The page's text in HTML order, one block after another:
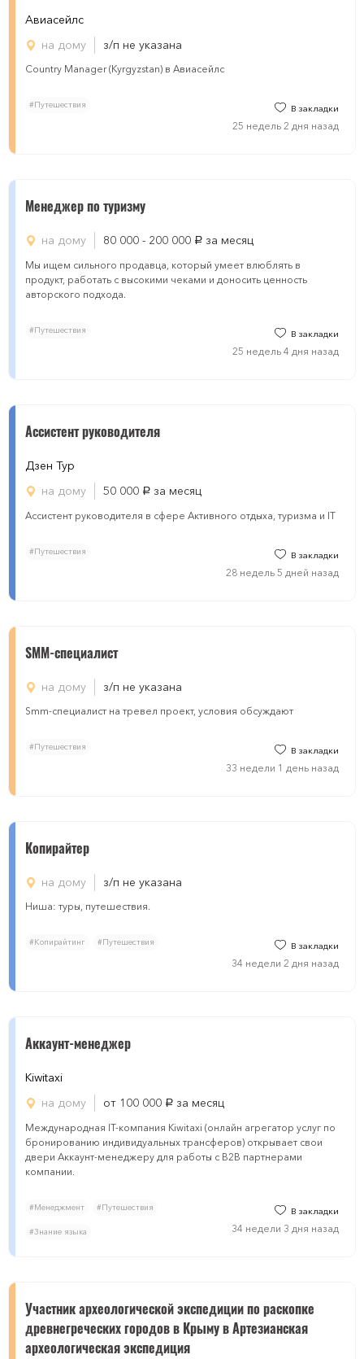
Авиасейлс
на дому
з/п не указана
Country Manager (Kyrgyzstan) в Авиасейлс
#Путешествия В закладки
25 недель 2 дня назад
Менеджер по туризму
на дому 80 000 - 200 000 руб. за месяц
Мы ищем сильного продавца, который умеет влюблять в
продукт, работать с высокими чеками и доносить ценность
авторского подхода.
#Путешествия В закладки
25 недель 4 дня назад
Ассистент руководителя
Дзен Тур
на дому
50 000 руб. за месяц
Ассистент руководителя в сфере Активного отдыха, туризма и IT
#Путешествия В закладки
28 недель 5 дней назад
SMM-специалист
на дому з/п не указана
Smm-специалист на тревел проект, условия обсуждают
#Путешествия В закладки
33 недели 1 день назад
Копирайтер
на дому з/п не указана
Ниша: туры, путешествия.
#Копирайтинг #Путешествия В закладки
34 недели 2 дня назад
Аккаунт-менеджер
Kiwitaxi
на дому
от 100 000 руб. за месяц
Международная IT-компания Kiwitaxi (онлайн агрегатор услуг по
бронированию индивидуальных трансферов) открывает свои
двери Аккаунт-менеджеру для работы с B2B партнерами
компании.
#Менеджмент #Путешествия
#Знание языка
В закладки
34 недели 3 дня назад
Участник археологической экспедиции по раскопке
древнегреческих городов в Крыму в Артезианская
археологическая экспедиция